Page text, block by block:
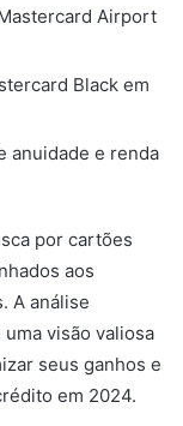
Airport
Black em
anuidade e renda
por cartões
aos
A análise
visão valiosa
seus ganhos e
em 2024.